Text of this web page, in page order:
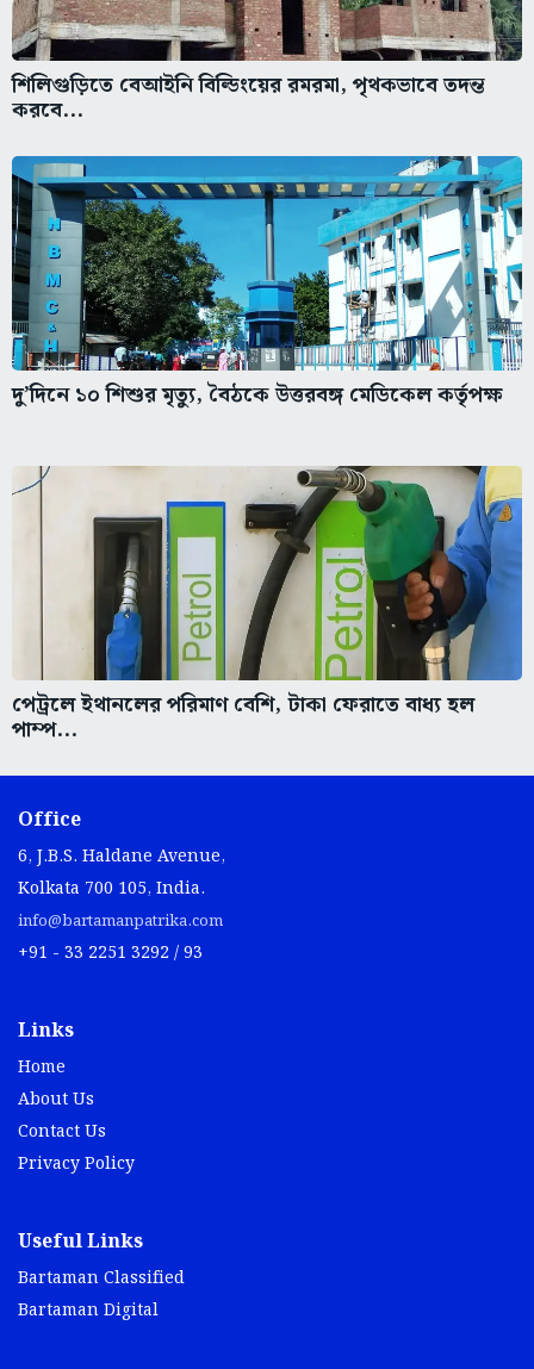
শিলিগুড়িতে বেআইনি বিল্ডিংয়ের রমরমা, পৃথকভাবে তদন্ত
করবে...
দু’দিনে ১০ শিশুর মৃত্যু, বৈঠকে উত্তরবঙ্গ মেডিকেল কর্তৃপক্ষ
পেট্রলে ইথানলের পরিমাণ বেশি, টাকা ফেরাতে বাধ্য হল
পাম্প...
Office
6, J.B.S. Haldane Avenue,
Kolkata 700 105, India.
info@bartamanpatrika.com
+91 - 33 2251 3292 / 93
Links
Home
About Us
Contact Us
Privacy Policy
Useful Links
Bartaman Classified
Bartaman Digital